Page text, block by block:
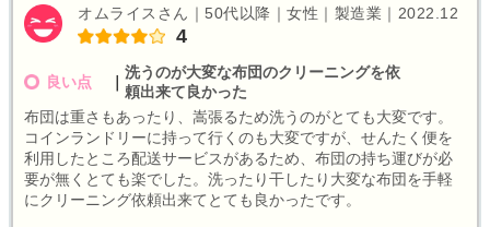
オムライスさん｜50代以降｜女性｜製造業｜2022.12
4
良い点
洗うのが大変な布団のクリーニングを依
頼出来て良かった
布団は重さもあったり、嵩張るため洗うのがとても大変です。
コインランドリーに持って行くのも大変ですが、せんたく便を
利用したところ配送サービスがあるため、布団の持ち運びが必
要が無くとても楽でした。洗ったり干したり大変な布団を手軽
にクリーニング依頼出来てとても良かったです。